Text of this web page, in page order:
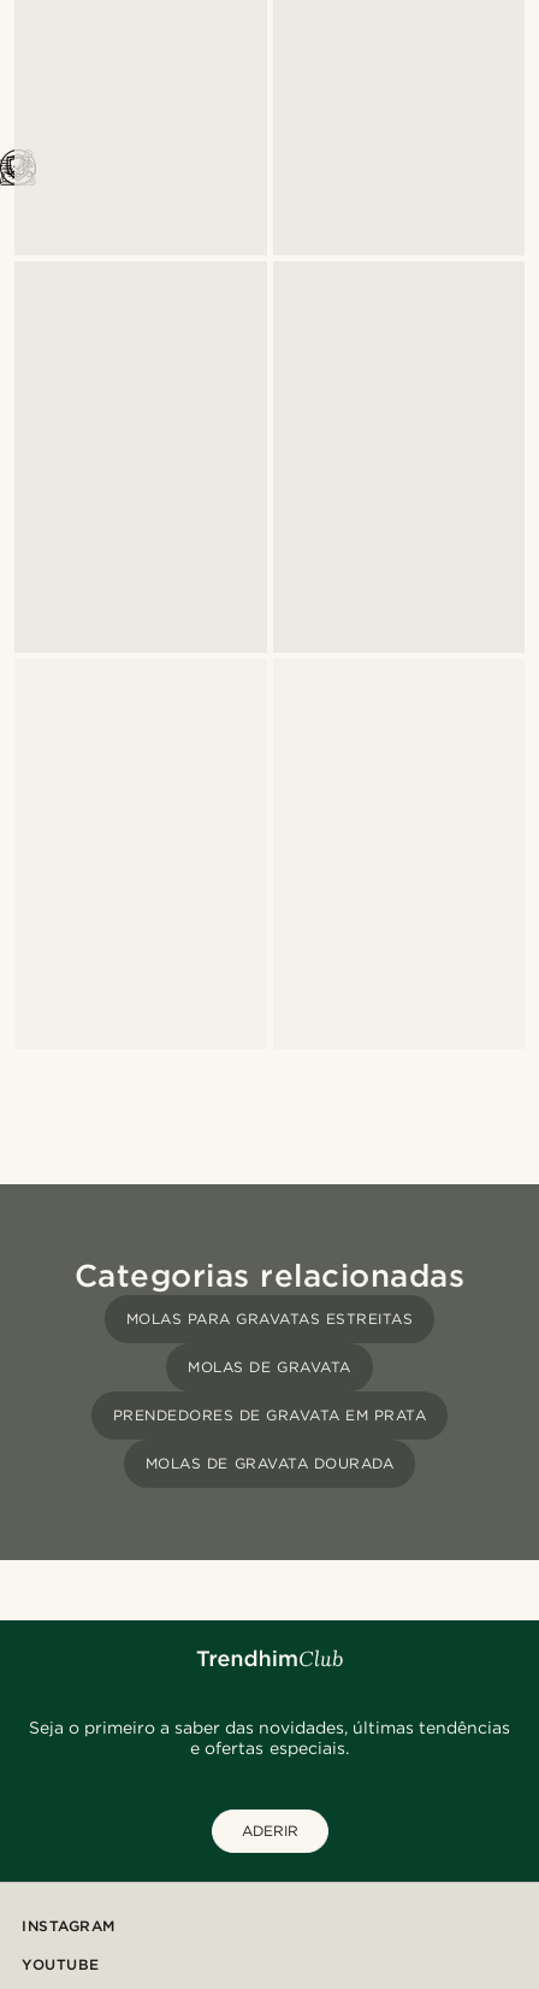
Categorias relacionadas
MOLAS PARA GRAVATAS ESTREITAS
MOLAS DE GRAVATA
PRENDEDORES DE GRAVATA EM PRATA
MOLAS DE GRAVATA DOURADA
Seja o primeiro a saber das novidades, últimas tendências
e ofertas especiais.
ADERIR
INSTAGRAM
YOUTUBE